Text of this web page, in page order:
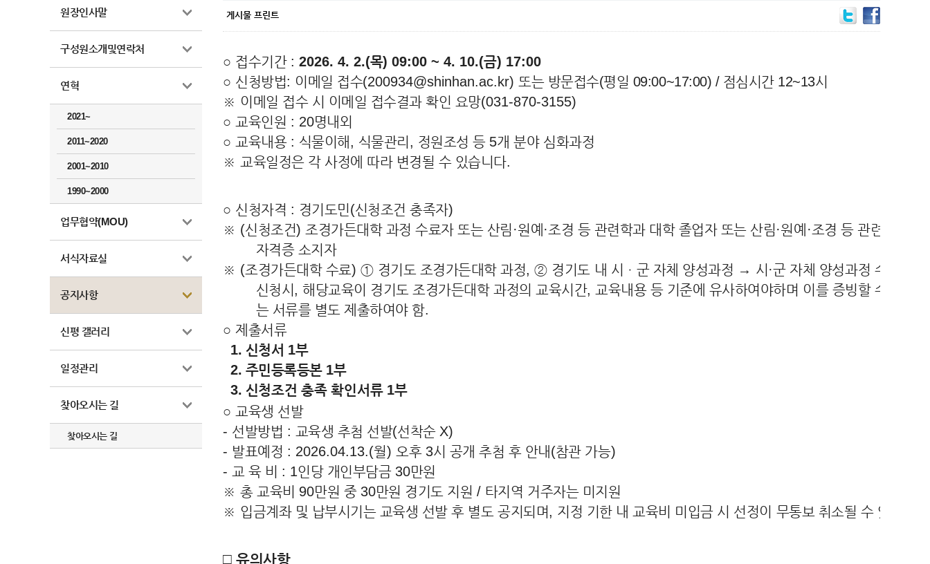
원장인사말
구성원소개및연락처
연혁
2021~
2011~2020
2001~2010
1990~2000
업무협약(MOU)
서식자료실
공지사항
신평 갤러리
일정관리
찾아오시는 길
찾아오시는 길
○ 접수기간 : 2026. 4. 2.(목) 09:00 ~ 4. 10.(금) 17:00
○ 신청방법: 이메일 접수(200934@shinhan.ac.kr) 또는 방문접수(평일 09:00~17:00) / 점심시간 12~13시
※ 이메일 접수 시 이메일 접수결과 확인 요망(031-870-3155)
○ 교육인원 : 20명내외
○ 교육내용 : 식물이해, 식물관리 , 정원조성 등 5개 분야 심화과정
※ 교육일정은 각 사정에 따라 변경될 수 있습니다.
○ 신청자격 : 경기도민(신청조건 충족자)
※ (신청조건) 조경가든대학 과정 수료자 또는 산림 ·원예 ·조경 등 관련학과 대학 졸업자 또는 산림·원예 ·조경 등 관련 국가
자격증 소지자
※ (조경가든대학 수료) ① 경기도 조경가든대학 과정,② 경기도 내 시ㆍ군 자체 양성과정 → 시 ·군 자체 양성과정 수료자
신청시 ,해당교육이 경기도 조경가든대학 과정의 교육시간, 교육내용 등 기준에 유사하여야하며 이를 증빙할 수 있
는 서류를 별도 제출하여야 함.
○ 제출서류
1. 신청서 1부
2. 주민등록등본 1부
3. 신청조건 충족 확인서류 1부
○ 교육생 선발
- 선발방법 : 교육생 추첨 선발(선착순 X)
- 발표예정 : 2026.04.13.(월) 오후3시 공개 추첨 후 안내(참관 가능)
- 교 육 비 : 1인당 개인부담금 30만원
※ 총 교육비 90만원 중 30만원 경기도 지원 / 타지역 거주자는 미지원
※ 입금계좌 및 납부시기는 교육생 선발 후 별도 공지되며, 지정 기한 내 교육비 미입금 시 선정이 무통보 취소될 수 있음
□ 유의사항